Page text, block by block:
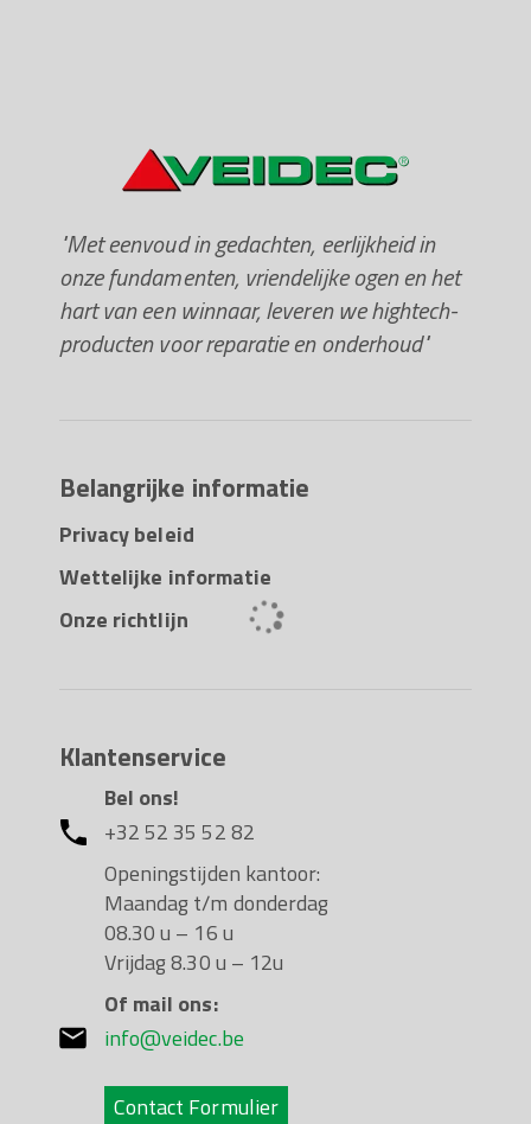
"Met eenvoud in gedachten, eerlijkheid in
onze fundamenten, vriendelijke ogen en het
hart van een winnaar, leveren we hightech-
producten voor reparatie en onderhoud"
Belangrijke informatie
Privacy beleid
Wettelijke informatie
Onze richtlijn
Klantenservice
Bel ons!
+32 52 35 52 82
Openingstijden kantoor:
Maandag t/m donderdag
08.30 u – 16 u
Vrijdag 8.30 u – 12u
Of mail ons:
info@veidec.be
Contact Formulier